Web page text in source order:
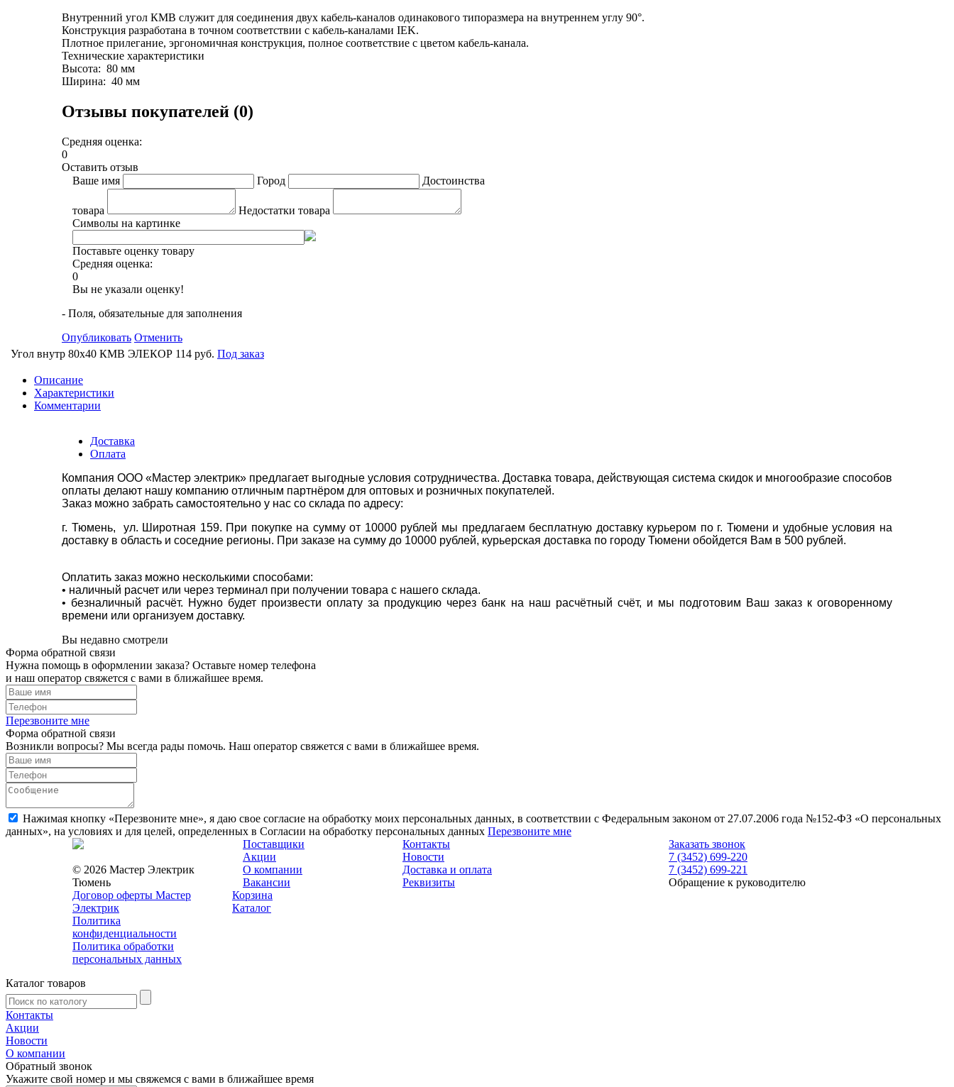
Внутренний угол КМВ служит для соединения двух кабель-каналов одинакового типоразмера на внутреннем углу 90°.
Конструкция разработана в точном соответствии с кабель-каналами IEK.
Плотное прилегание, эргономичная конструкция, полное соответствие с цветом кабель-канала.
Технические характеристики
Высота: 80 мм
Ширина: 40 мм
Отзывы покупателей (0)
Средняя оценка:
0
Оставить отзыв
Ваше имя
Город Достоинства
товара
Недостатки товара
Символы на картинке
Поставьте оценку товару
Средняя оценка:
0
Вы не указали оценку!
- Поля, обязательные для заполнения
Опубликовать Отменить
Угол внутр 80х40 КМВ ЭЛЕКОР 114 руб. Под заказ
Описание
Характеристики
Комментарии
Доставка
Оплата
Компания ООО «Мастер электрик» предлагает выгодные условия сотрудничества. Доставка товара, действующая система скидок и многообразие способов
оплаты делают нашу компанию отличным партнёром для оптовых и розничных покупателей.
Заказ можно забрать самостоятельно у нас со склада по адресу:
г. Тюмень, ул. Широтная 159. При покупке на сумму от 10000 рублей мы предлагаем бесплатную доставку курьером по г. Тюмени и удобные условия на
доставку в область и соседние регионы. При заказе на сумму до 10000 рублей, курьерская доставка по городу Тюмени обойдется Вам в 500 рублей.
Оплатить заказ можно несколькими способами:
• наличный расчет или через терминал при получении товара с нашего склада.
• безналичный расчёт. Нужно будет произвести оплату за продукцию через банк на наш расчётный счёт, и мы подготовим Ваш заказ к оговоренному
времени или организуем доставку.
Вы недавно смотрели
Форма обратной связи
Нужна помощь в оформлении заказа? Оставьте номер телефона
и наш оператор свяжется с вами в ближайшее время.
Перезвоните мне
Форма обратной связи
Возникли вопросы? Мы всегда рады помочь. Наш оператор свяжется с вами в ближайшее время.
Нажимая кнопку «Перезвоните мне», я даю свое согласие на обработку моих персональных данных, в соответствии с Федеральным законом от 27.07.2006 года №152-ФЗ «О персональных
данных», на условиях и для целей, определенных в Согласии на обработку персональных данных Перезвоните мне
© 2026 Мастер Электрик
Тюмень
Договор оферты Мастер
Электрик
Политика
конфиденциальности
Политика обработки
персональных данных
Поставщики
Контакты
Акции
Новости
О компании
Доставка и оплата
Вакансии
Реквизиты
Заказать звонок
7 (3452) 699-220
7 (3452) 699-221
Обращение к руководителю
Корзина
Каталог
Каталог товаров
Контакты
Акции
Новости
О компании
Обратный звонок
Укажите свой номер и мы свяжемся с вами в ближайшее время